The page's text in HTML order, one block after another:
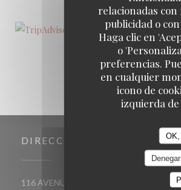
relacionadas
publicidad o
Haga clic en
o
preferencias.
en cualquier
icono de
izquierda
DIRECCIÓN
116 AVENUE VICTOR HUGO 26000